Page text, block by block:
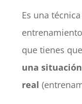
Es una
que tienes que
una
real